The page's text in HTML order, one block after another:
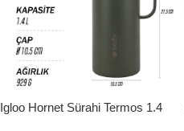
Igloo Hornet Sürahi Termos 1.4